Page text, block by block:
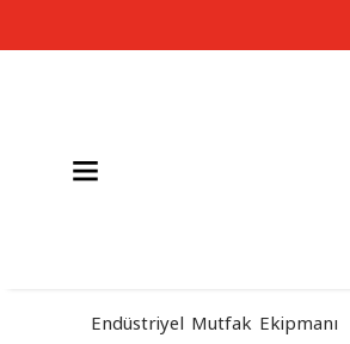
Endüstriyel Mutfak Ekipmanı